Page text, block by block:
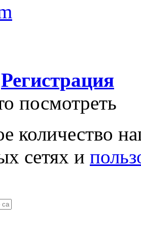
Регистрация
посмотреть
количество
сетях и